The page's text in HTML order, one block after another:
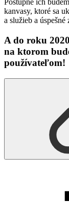
Postupne ich
kanvasy, ktoré sa
a služieb a
A do roku
na ktorom
používateľom!